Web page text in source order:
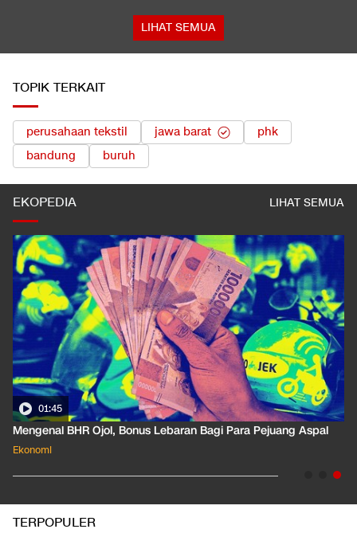
LIHAT SEMUA
TOPIK TERKAIT
perusahaan tekstil jawa barat
phk
bandung
buruh
EKOPEDIA LIHAT SEMUA
01:35
Pahami Dampak Kenaikan Suku Bunga Acuan ke Cicilan KPR
Ekonomi
TERPOPULER